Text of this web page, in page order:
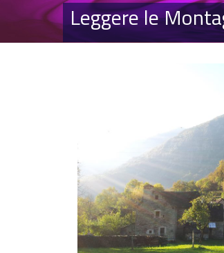
Leggere le